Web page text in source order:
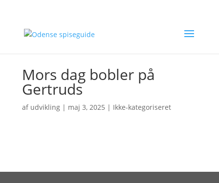
Mors dag bobler på
Gertruds
af udvikling| maj 3, 2025 | Ikke-kategoriseret